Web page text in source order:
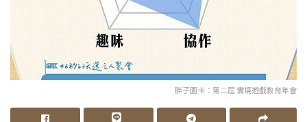
胖子圖卡：第二屆 實境遊戲教育年會